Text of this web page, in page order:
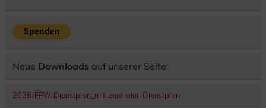
Neue Downloads auf unserer Seite:
2026-FFW-Dienstplan_mit-zentraler-Dienstplan